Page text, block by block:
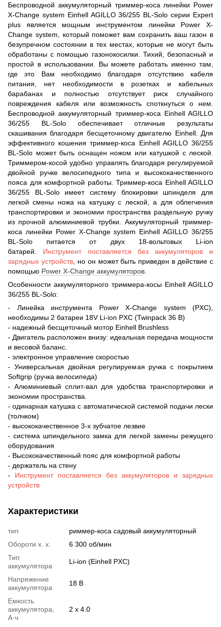
Беспроводной аккумуляторный триммер-коса линейки Power
X-Change system Einhell AGILLO 36/255 BL-Solo серии Expert
plus является мощным инструментом линейки Power X-
Change system, который поможет вам сохранить ваш газон в
безупречном состоянии в тех местах, которые не могут быть
обработаны с помощью газонокосилки. Тихий, безопасный и
простой в использовании. Вы можете работать именно там,
где это Вам необходимо благодаря отсутствию кабеля
питания, нет необходимости в розетках и кабельных
барабанах и полностью отсутствует риск случайного
повреждения кабеля или возможность споткнуться о нем.
Беспроводной аккумуляторный триммер-коса Einhell AGILLO
36/255 BL-Solo обеспечивает отличные результаты
скашивания благодаря бесщеточному двигателю Einhell. Для
эффективного кошения триммер-коса Einhell AGILLO 36/255
BL-Solo может быть оснащен ножом или катушкой с леской.
Триммером-косой удобно управлять благодаря регулируемой
двойной ручке велосипедного типа и высококачественного
пояса для комфортной работы. Триммер-коса Einhell AGILLO
36/255 BL-Solo имеет систему блокировки шпинделя для
легкой смены ножа на катушку с леской, а для облегчения
транспортировки и экономии пространства раздельную ручку
из прочной алюминиевой трубки. Аккумуляторный триммер-
коса линейки Power X-Change system Einhell AGILLO 36/255
BL-Solo питается от двух 18-вольтовых Li-ion
батарей. Инструмент поставляется без аккумуляторов и
зарядных устройств, но он может быть приведен в действие с
помощью Power X-Change аккумуляторов
Особенности аккумуляторного триммера-косы Einhell AGILLO
36/255 BL-Solo:
- Линейка инструмента Power X-Change system (PXC),
необходимы 2 батареи 18V Li-ion PXC (Twinpack 36 В)
- надежный бесщеточный мотор Einhell Brushless
- Двигатель расположен внизу: идеальная передача мощности
и весовой баланс.
- электронное управление скоростью
- Универсальная двойная регулируемая ручка с покрытием
Softgrip (ручка велосипеда)
- Алюминиевый сплит-вал для удобства транспортировки и
экономии пространства.
- одинарная катушка с автоматической системой подачи лески
(толчком)
- высококачественное 3-х зубчатое лезвие
- система шпиндельного замка для легкой замены режущего
оборудования
- Высококачественный пояс для комфортной работы
- держатель на стену
- Инструмент поставляется без аккумуляторов и зарядных
устройств
Характеристики
тип
риммер-коса садовый аккумуляторный
Обороти х. х.
6 300 об/мин
Тип
аккумулятора
Li-ion (Einhell PXC)
Напряжение
аккумулятора
18 В
Емкость
аккумулятора,
А·ч
2 х 4.0